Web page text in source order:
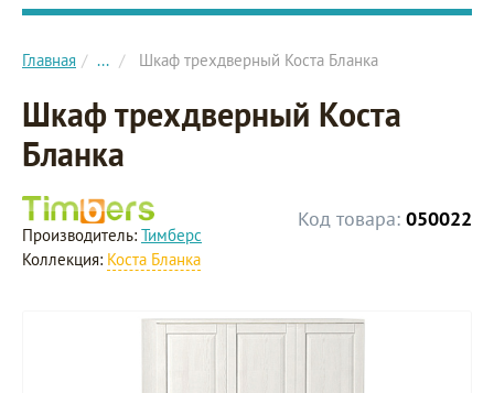
Главное меню сайта
Главная ... Шкаф трехдверный Коста Бланка
Шкаф трехдверный Коста
Бланка
Код товара: 050022
Производитель: Тимберс
Коллекция: Коста Бланка